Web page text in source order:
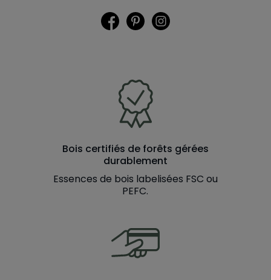
FacebookPinterest
Bois certifiés de forêts gérées
durablement
Essences de bois labelisées FSC ou
PEFC.